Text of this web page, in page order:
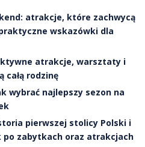
atrakcje, które zachwycą
wskazówki dla
atrakcje, warsztaty i
całą rodzinę
wybrać najlepszy sezon na
pierwszej stolicy Polski i
zabytkach oraz atrakcjach